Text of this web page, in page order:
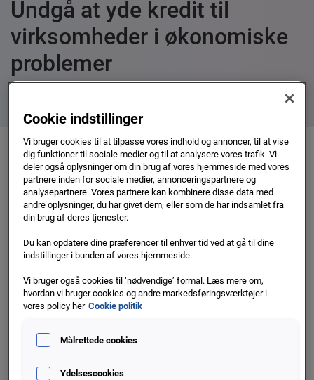
Undgå at yde kredit til
virksomheder i økonomiske
problemer
Den lette vej til gode
kreditbeslutninger
Ved du hvem du handler med?
Et Kreditcheck fra Experian hjælper dig med at afgøre, om
du skal handle med en virksomhed og hvilken
betalingsmodel du bør tilbyde. Det kan spare dig for mange
penge at tjekke dine kunder og leverandører, før du yder
kredit til dem.
Cookie indstillinger
Vi bruger cookies til at tilpasse vores indhold og annoncer, til at vise
dig funktioner til sociale medier og til at analysere vores trafik. Vi
deler også oplysninger om din brug af vores hjemmeside med vores
partnere inden for sociale medier, annonceringspartnere og
analysepartnere. Vores partnere kan kombinere disse data med
andre oplysninger, du har givet dem, eller som de har indsamlet fra
din brug af deres tjenester.
Du kan opdatere dine præferencer til enhver tid ved at gå til dine
indstillinger i bunden af vores hjemmeside.
Vi bruger også cookies til ‘nødvendige’ formal. Læs mere om,
hvordan vi bruger cookies og andre markedsføringsværktøjer i
vores policy her Cookie politik
Målrettede cookies
Ydelsescookies